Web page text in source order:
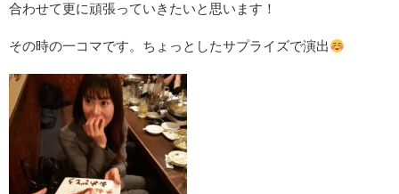
合わせて更に頑張っていきたいと思います！
その時の一コマです。ちょっとしたサプライズで演出